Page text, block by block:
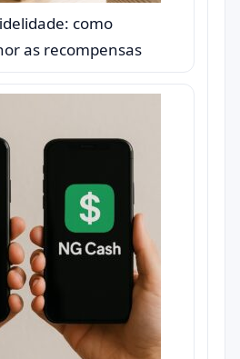
como
as recompensas